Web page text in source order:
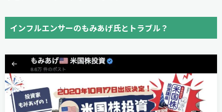
インフルエンサーのもみあげ氏とトラブル？